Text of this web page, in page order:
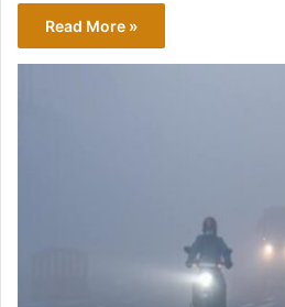
Read More »